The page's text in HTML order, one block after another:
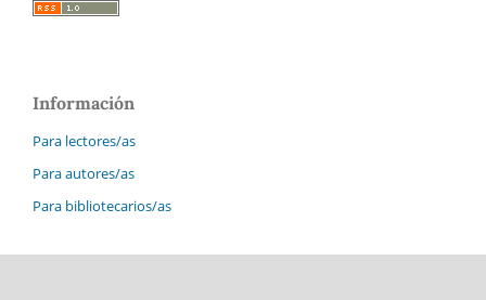
Información
Para lectores/as
Para autores/as
Para bibliotecarios/as